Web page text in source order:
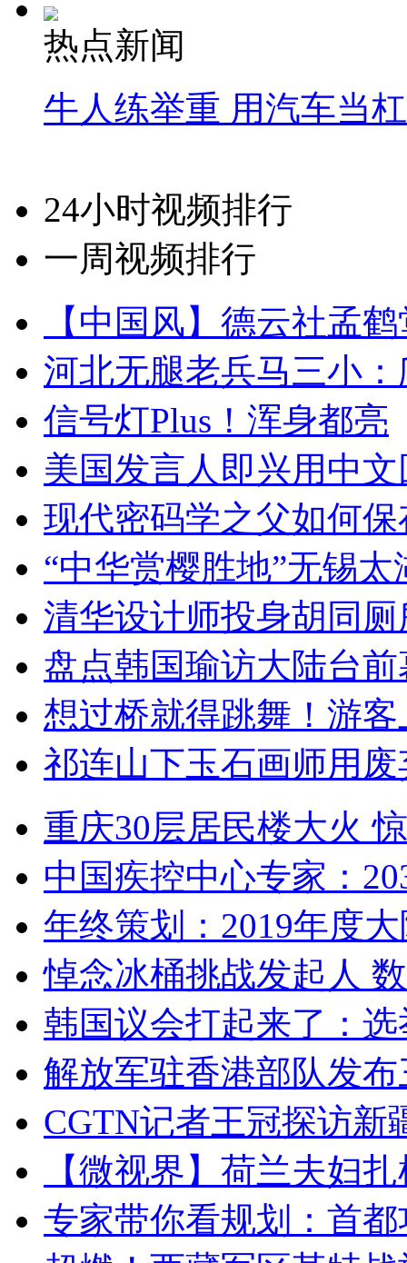
热点新闻
牛人练举重 用汽车当
24小时视频排行
一周视频排行
【中国风】德云社孟
河北无腿老兵马三小
信号灯Plus！浑身都亮
美国发言人即兴用中
现代密码学之父如何
“中华赏樱胜地”无锡
清华设计师投身胡同
盘点韩国瑜访大陆台
想过桥就得跳舞！游客
祁连山下玉石画师用
重庆30层居民楼大火
中国疾控中心专家：
年终策划：2019年度
悼念冰桶挑战发起人
韩国议会打起来了：
解放军驻香港部队发
CGTN记者王冠探访新
【微视界】荷兰夫妇
专家带你看规划：首